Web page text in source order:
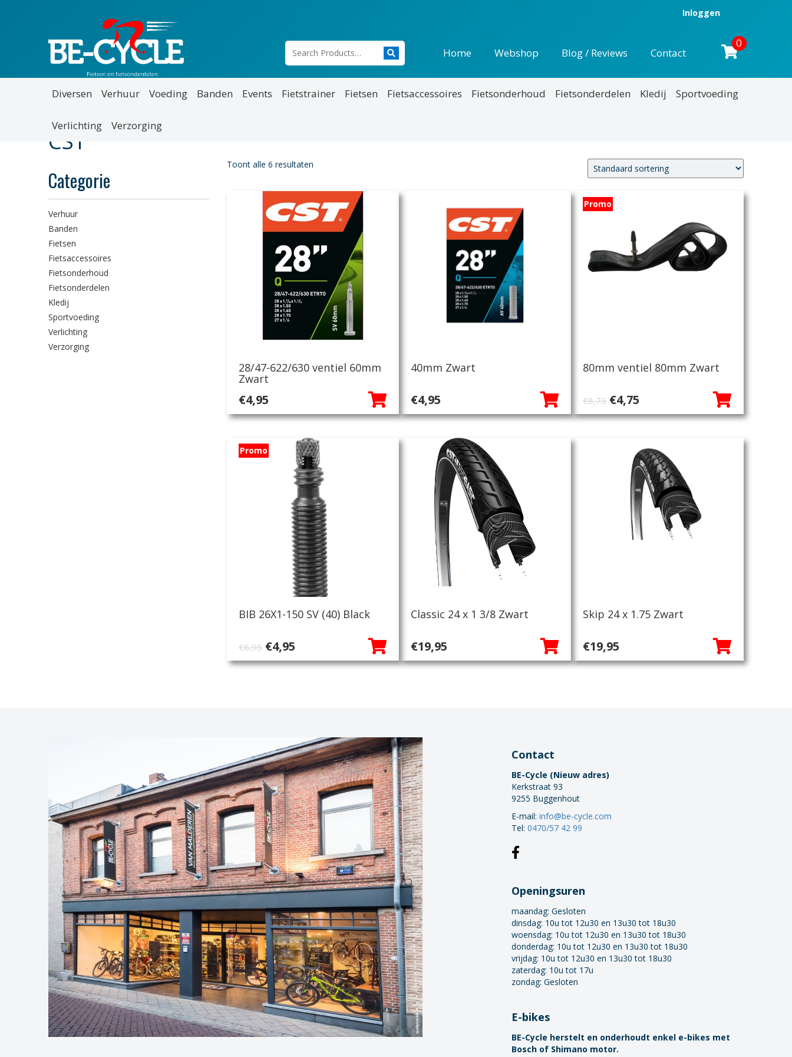
Inloggen
Home Webshop Blog / Reviews Contact
0
Diversen Verhuur Voeding Banden Events Fietstrainer Fietsen Fietsaccessoires Fietsonderhoud Fietsonderdelen Kledij Sportvoeding
Verlichting Verzorging
CST
Categorie
Verhuur
Banden
Fietsen
Fietsaccessoires
Fietsonderhoud
Fietsonderdelen
Kledij
Sportvoeding
Verlichting
Verzorging
Toont alle 6 resultaten
28/47-622/630 ventiel 60mm
Zwart
€4,95
40mm Zwart
€4,95
Promo
80mm ventiel 80mm Zwart
€8,75 Oorspronkelijke
prijs
€8,75.
€4,75
prijs
€4,75.
Promo
BIB 26X1-150 SV (40) Black
€6,95 Oorspronkelijke
prijs
€4,95Huidige
prijs
Classic 24 x 1 3/8 Zwart
€19,95
Skip 24 x 1.75 Zwart
€19,95
Contact
BE-Cycle (Nieuw adres)
Kerkstraat 93
9255 Buggenhout
E-mail:info@be-cycle.com
Tel:0470/57 42 99
Openingsuren
maandag:Gesloten
dinsdag: 10u tot 12u30 en 13u30 tot 18u30
woensdag: 10u tot 12u30 en 13u30 tot 18u30
donderdag: 10u tot 12u30 en 13u30 tot 18u30
vrijdag: 10u tot 12u30 en 13u30 tot 18u30
zaterdag: 10u tot 17u
zondag: Gesloten
E-bikes
BE-Cycle herstelt en onderhoudt enkel e-bikes met
Bosch of Shimano motor.